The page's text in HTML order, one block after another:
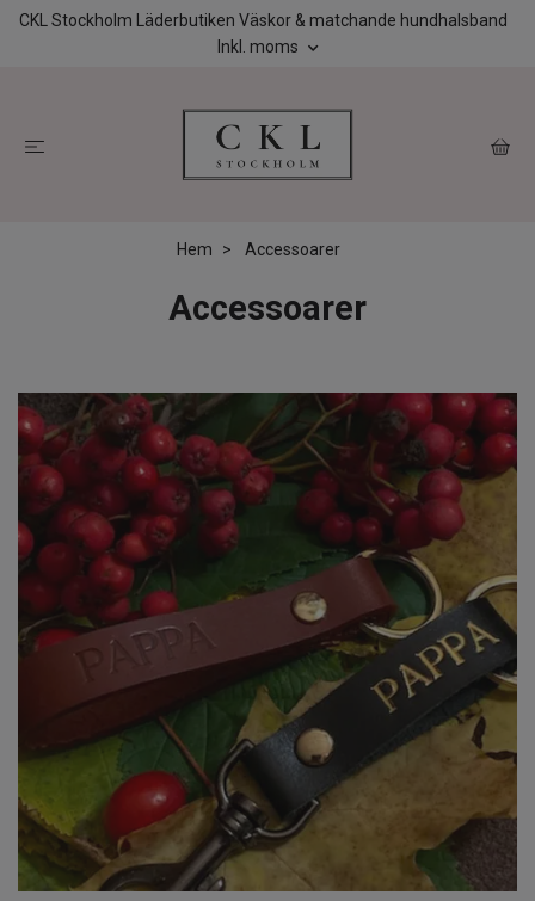
CKL Stockholm Läderbutiken Väskor & matchande hundhalsband
Inkl. moms
Hem Accessoarer
Accessoarer